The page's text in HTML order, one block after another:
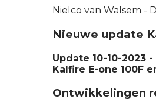
Nielco van Walsem -
Nieuwe update
Update 10-10-
Kalfire E-one 100F
Ontwikkelingen